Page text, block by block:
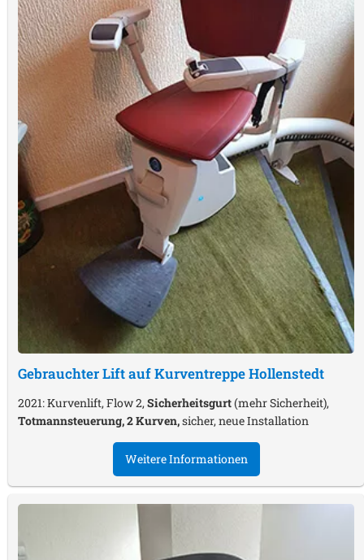
Gebrauchter Lift auf KurventreppeHollenstedt
2021: Kurvenlift, Flow 2, Sicherheitsgurt(mehr Sicherheit),
Totmannsteuerung, 2 Kurven,sicher, neue Installation
Weitere Informationen